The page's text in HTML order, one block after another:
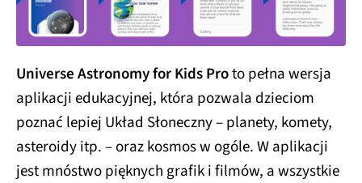
Universe Astronomy for Kids Proto pełna wersja
aplikacji edukacyjnej, która pozwala dzieciom
poznać lepiej Układ Słoneczny – planety, komety,
asteroidy itp. – oraz kosmos w ogóle. W aplikacji
jest mnóstwo pięknych grafik i filmów, a wszystkie